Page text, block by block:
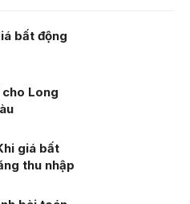
bất động
Long
giá bất
thu nhập